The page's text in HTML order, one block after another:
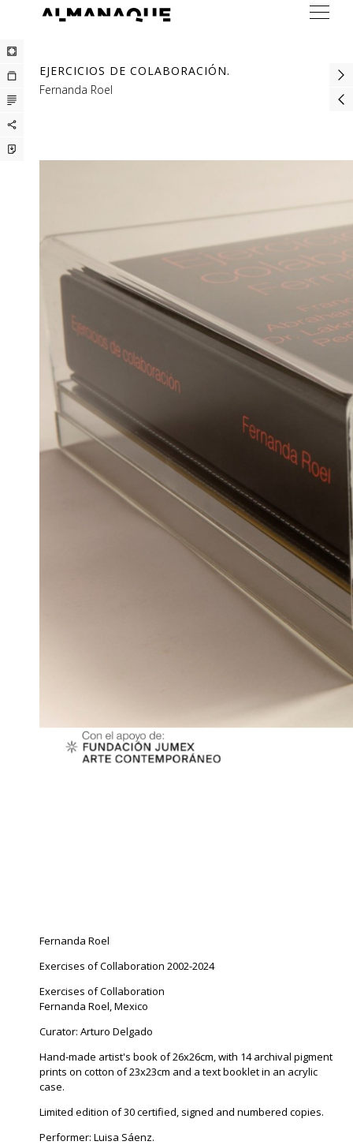
ESP
EJERCICIOS DE COLABORACIÓN.
Fernanda Roel
Fernanda Roel
Exercises of Collaboration 2002-2024
Exercises of Collaboration
Fernanda Roel, Mexico
Curator: Arturo Delgado
Hand-made artist's book of 26x26cm, with 14 archival pigment
prints on cotton of 23x23cm and a text booklet in an acrylic
case.
Limited edition of 30 certified, signed and numbered copies.
Performer: Luisa Sáenz.